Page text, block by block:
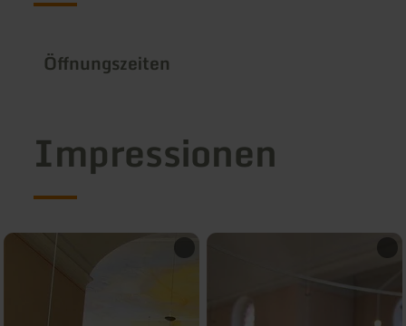
Öffnungszeiten
Impressionen